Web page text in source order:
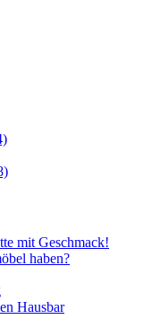
mit Geschmack!
haben?
Hausbar